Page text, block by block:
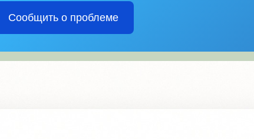
Сообщить о проблеме